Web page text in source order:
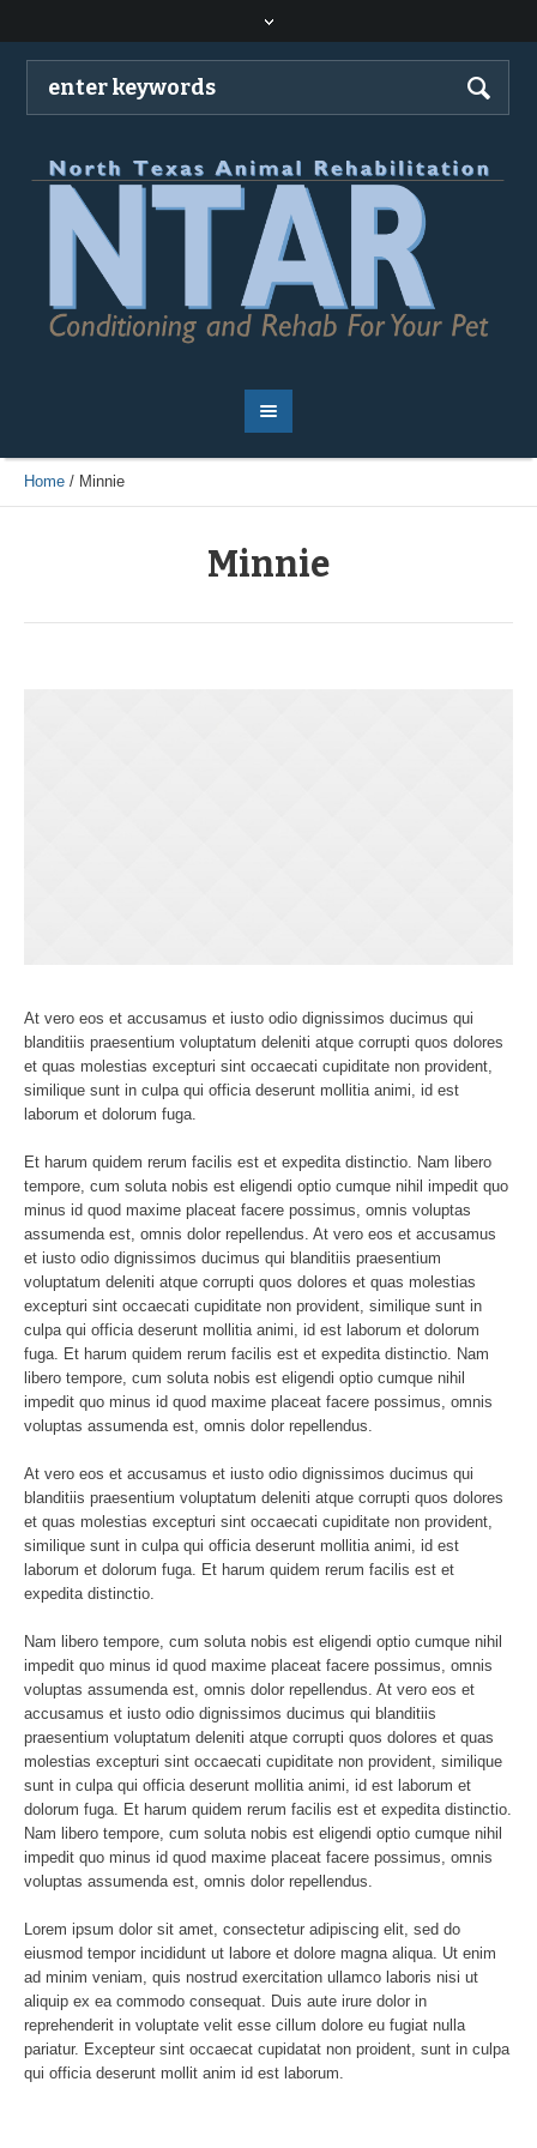
Home / Minnie
Minnie
At vero eos et accusamus et iusto odio dignissimos ducimus qui
blanditiis praesentium voluptatum deleniti atque corrupti quos dolores
et quas molestias excepturi sint occaecati cupiditate non provident,
similique sunt in culpa qui officia deserunt mollitia animi, id est
laborum et dolorum fuga.
Et harum quidem rerum facilis est et expedita distinctio. Nam libero
tempore, cum soluta nobis est eligendi optio cumque nihil impedit quo
minus id quod maxime placeat facere possimus, omnis voluptas
assumenda est, omnis dolor repellendus. At vero eos et accusamus
et iusto odio dignissimos ducimus qui blanditiis praesentium
voluptatum deleniti atque corrupti quos dolores et quas molestias
excepturi sint occaecati cupiditate non provident, similique sunt in
culpa qui officia deserunt mollitia animi, id est laborum et dolorum
fuga. Et harum quidem rerum facilis est et expedita distinctio. Nam
libero tempore, cum soluta nobis est eligendi optio cumque nihil
impedit quo minus id quod maxime placeat facere possimus, omnis
voluptas assumenda est, omnis dolor repellendus.
At vero eos et accusamus et iusto odio dignissimos ducimus qui
blanditiis praesentium voluptatum deleniti atque corrupti quos dolores
et quas molestias excepturi sint occaecati cupiditate non provident,
similique sunt in culpa qui officia deserunt mollitia animi, id est
laborum et dolorum fuga. Et harum quidem rerum facilis est et
expedita distinctio.
Nam libero tempore, cum soluta nobis est eligendi optio cumque nihil
impedit quo minus id quod maxime placeat facere possimus, omnis
voluptas assumenda est, omnis dolor repellendus. At vero eos et
accusamus et iusto odio dignissimos ducimus qui blanditiis
praesentium voluptatum deleniti atque corrupti quos dolores et quas
molestias excepturi sint occaecati cupiditate non provident, similique
sunt in culpa qui officia deserunt mollitia animi, id est laborum et
dolorum fuga. Et harum quidem rerum facilis est et expedita distinctio.
Nam libero tempore, cum soluta nobis est eligendi optio cumque nihil
impedit quo minus id quod maxime placeat facere possimus, omnis
voluptas assumenda est, omnis dolor repellendus.
Lorem ipsum dolor sit amet, consectetur adipiscing elit, sed do
eiusmod tempor incididunt ut labore et dolore magna aliqua. Ut enim
ad minim veniam, quis nostrud exercitation ullamco laboris nisi ut
aliquip ex ea commodo consequat. Duis aute irure dolor in
reprehenderit in voluptate velit esse cillum dolore eu fugiat nulla
pariatur. Excepteur sint occaecat cupidatat non proident, sunt in culpa
qui officia deserunt mollit anim id est laborum.